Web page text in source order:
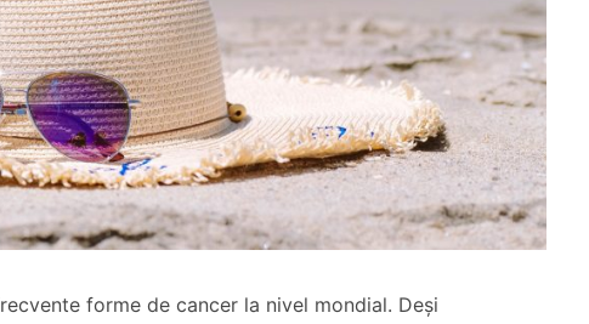
forme de cancer la nivel mondial. Deși